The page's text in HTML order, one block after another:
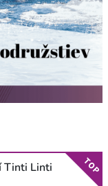
Tinti Linti TOP